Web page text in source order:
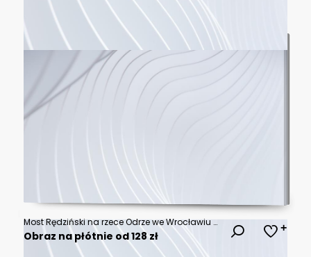
Most Rędziński na rzece Odrze we Wrocławiu z lotu ptaka. Najwyższy most wantowy o wysokości 122 m, zawieszony na pojedynczym pylonie, jest częścią AOW autostrady A8
Obraz na płótnie od 128 zł